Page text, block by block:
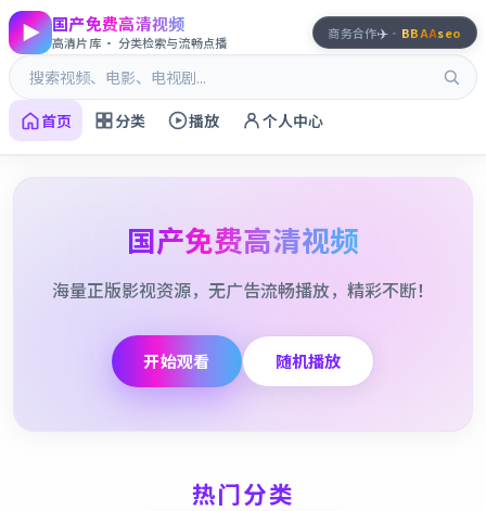
国产免费高清视频
高清片库 · 分类检索与流畅点播
首页 分类 播放 个人中心
商务合作✈️ · BBAAseo
国产免费高清视频
海量正版影视资源，无广告流畅播放，精彩不断！
开始观看 随机播放
热门分类